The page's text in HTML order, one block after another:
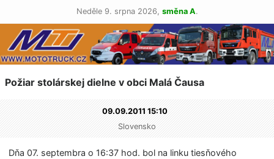
Neděle 9. srpna 2026, směna A.
Požiar stolárskej dielne v obci Malá Čausa
09.09.2011 15:10
Slovensko
Dňa 07. septembra o 16:37 hod. bol na linku tiesňového